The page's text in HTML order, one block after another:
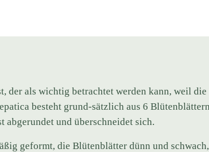
der als wichtig betrachtet werden kann, weil die
besteht grund-sätzlich aus 6
abgerundet und überschneidet sich.
geformt, die Blütenblätter dünn und